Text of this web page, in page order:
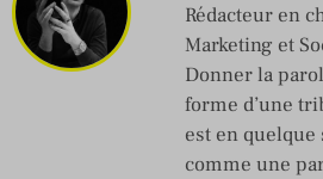
Rédacteur en
Marketing et
Donner la
forme d’une
est en
comme une